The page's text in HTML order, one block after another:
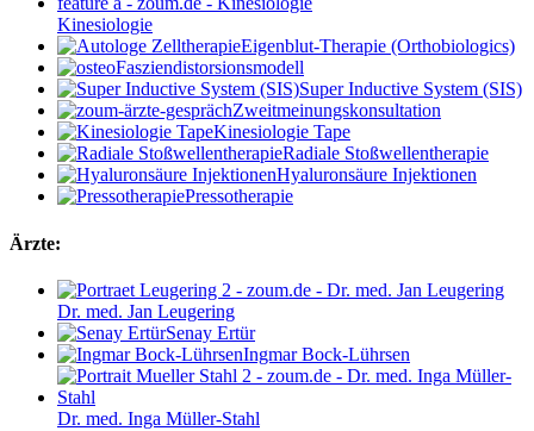
Kinesiologie
Eigenblut-Therapie (Orthobiologics)
Fasziendistorsionsmodell
Super Inductive System (SIS)
Zweitmeinungskonsultation
Kinesiologie Tape
Radiale Stoßwellentherapie
Hyaluronsäure Injektionen
Pressotherapie
Ärzte:
Dr. med. Jan Leugering
Senay Ertür
Ingmar Bock-Lührsen
Dr. med. Inga Müller-Stahl